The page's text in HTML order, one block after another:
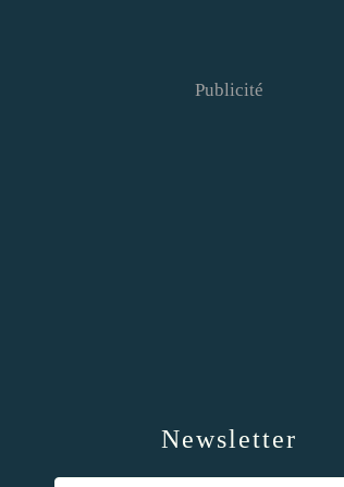
Newsletter
Publicité